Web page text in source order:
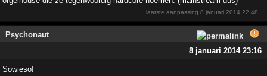
laatste aanpassing8 januari 2014 22:48
Psychonaut
8 januari 2014 23:16
Sowieso!